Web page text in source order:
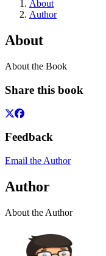
About
Author
About
About the Book
Share this book
Feedback
Email the Author
Author
About the Author